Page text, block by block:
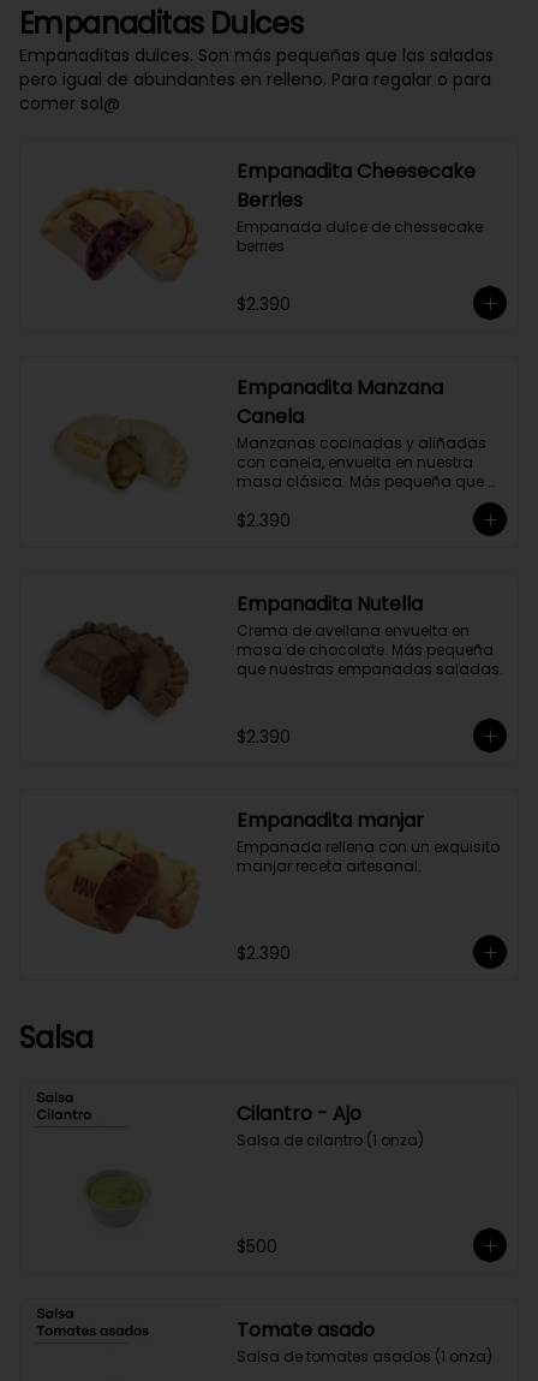
Empanaditas Dulces
Empanaditas dulces. Son más pequeñas que las saladas
pero igual de abundantes en relleno. Para regalar o para
comer sol@
Empanadita Cheesecake
Berries
Empanada dulce de chessecake
berries
$2.390
Empanadita Manzana
Canela
Manzanas cocinadas y aliñadas
con canela, envuelta en nuestra
masa clásica. Más pequeña que
$2.390
Empanadita Nutella
Crema de avellana envuelta en
masa de chocolate. Más pequeña
que nuestras empanadas saladas.
$2.390
Empanadita manjar
Empanada rellena con un exquisito
manjar receta artesanal.
$2.390
Salsa
Cilantro - Ajo
Salsa de cilantro (1 onza)
$500
Tomate asado
Salsa de tomates asados (1 onza)